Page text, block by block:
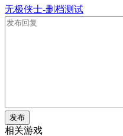
无极侠士-删档测试
发布
相关游戏